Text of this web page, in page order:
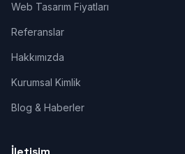
Web Tasarım Fiyatları
Referanslar
Hakkımızda
Kurumsal Kimlik
Blog & Haberler